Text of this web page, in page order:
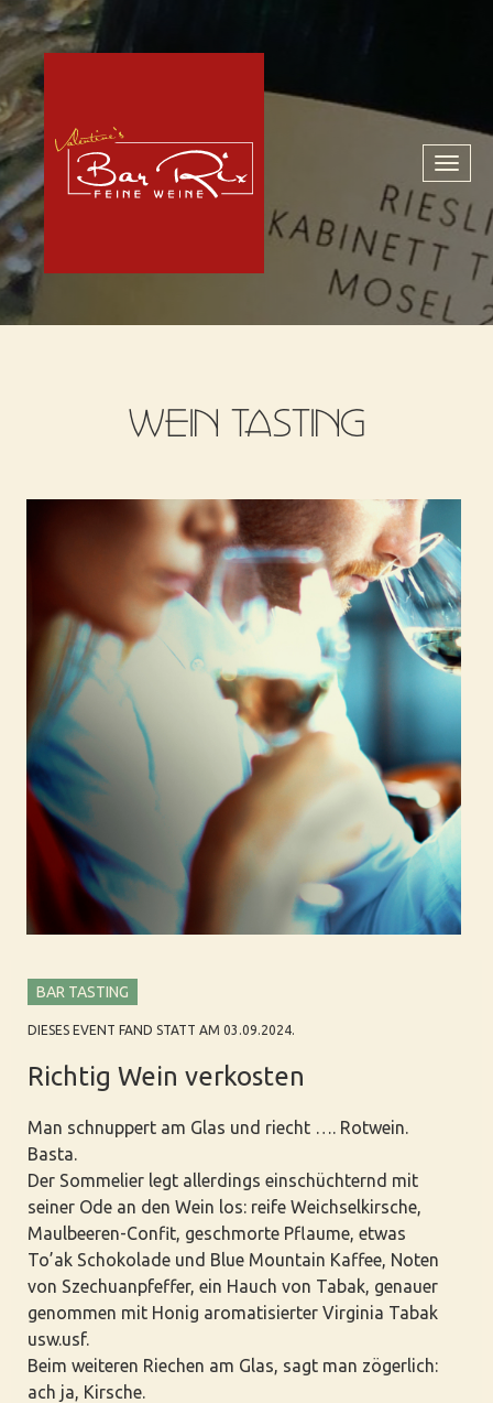
Toggle
WEIN TASTING
BAR TASTING
DIESES EVENT FAND STATT AM 03.09.2024.
Richtig Wein verkosten
Man schnuppert am Glas und riecht …. Rotwein.
Basta.
Der Sommelier legt allerdings einschüchternd mit
seiner Ode an den Wein los: reife Weichselkirsche,
Maulbeeren-Confit, geschmorte Pflaume, etwas
To’ak Schokolade und Blue Mountain Kaffee, Noten
von Szechuanpfeffer, ein Hauch von Tabak, genauer
genommen mit Honig aromatisierter Virginia Tabak
usw.usf.
Beim weiteren Riechen am Glas, sagt man zögerlich:
ach ja, Kirsche.